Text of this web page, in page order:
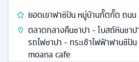
ยอดเขาฟาซิปัน หมู่บ้านกั๊ตกั๊ต ถนน
ตลาดกลางคืนซาปา - โบสถ์หินซา
รถไฟซาปา - กระเช้าไฟฟ้าฟานซีปั
moana cafe